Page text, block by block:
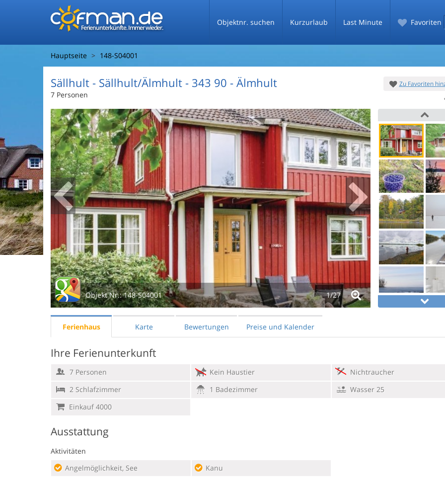
Ferienunterkünfte. Immer wieder.
Objektnr. suchen Kurzurlaub Last Minute Favoriten
Hauptseite 148-S04001
Zu Favoriten
Sällhult - Sällhult/Älmhult - 343 90 - Älmhult
7 Personen
Objekt Nr.:148-S04001 1/27
Ferienhaus Karte Bewertungen Preise und Kalender
Ihre Ferienunterkunft
7 Personen Kein Haustier
Nichtraucher
2 Schlafzimmer
1 Badezimmer
Wasser 25
Einkauf 4000
Ausstattung
Aktivitäten
Angelmöglichkeit, See
Kanu